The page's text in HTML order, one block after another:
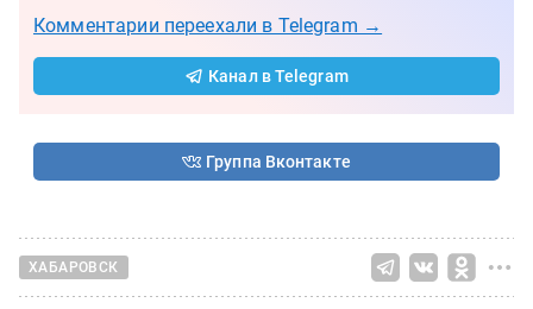
Комментарии переехали в Telegram →
Канал в Telegram
Группа Вконтакте
ХАБАРОВСК